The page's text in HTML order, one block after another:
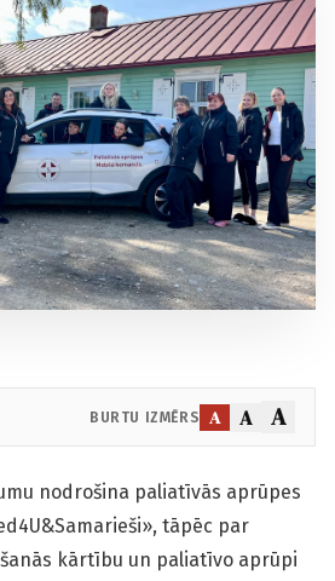
BURTU IZMĒRS A A A
nodrošina paliatīvās aprūpes
tāpēc par
kārtību un paliatīvo aprūpi